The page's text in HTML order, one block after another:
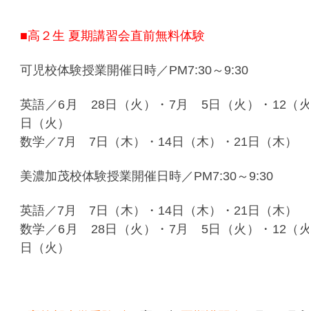
■高２生 夏期講習会直前無料体験
可児校体験授業開催日時／PM7:30～9:30
英語／6月 28日（火）・7月 5日（火）・12（
日（火）
数学／7月 7日（木）・14日（木）・21日（木）
美濃加茂校体験授業開催日時／PM7:30～9:30
英語／7月 7日（木）・14日（木）・21日（木）
数学／6月 28日（火）・7月 5日（火）・12（
日（火）